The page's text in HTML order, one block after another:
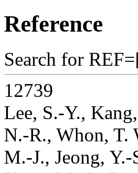
Reference
Search for
12739
Lee, S.-Y.,
N.-R., Whon, T.
M.-J., Jeong,